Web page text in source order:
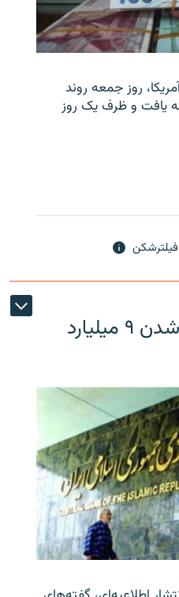
روز جمعه روند
یافت و ظرف یک روز
بانک مرکزی ایران گم شدن ۹ میلیارد